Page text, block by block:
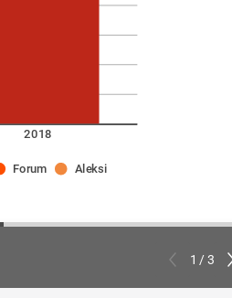
2018
Forum Aleksi
1 / 3